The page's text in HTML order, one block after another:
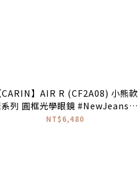
CARIN】AIR R (CF2A08) 小熊軟
列 圓框光學眼鏡 #NewJeans配
戴款♥
NT$6,480